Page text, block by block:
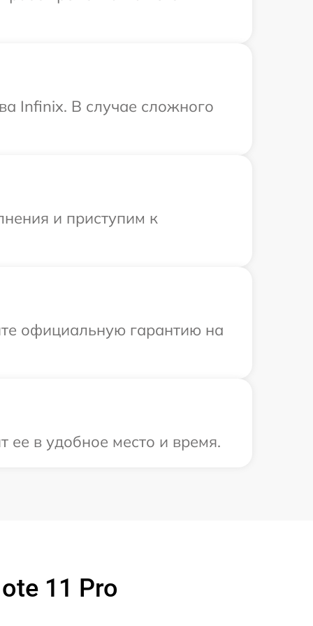
Infinix. В случае сложного
и приступим к
официальную гарантию на
в удобное место и время.
11 Pro